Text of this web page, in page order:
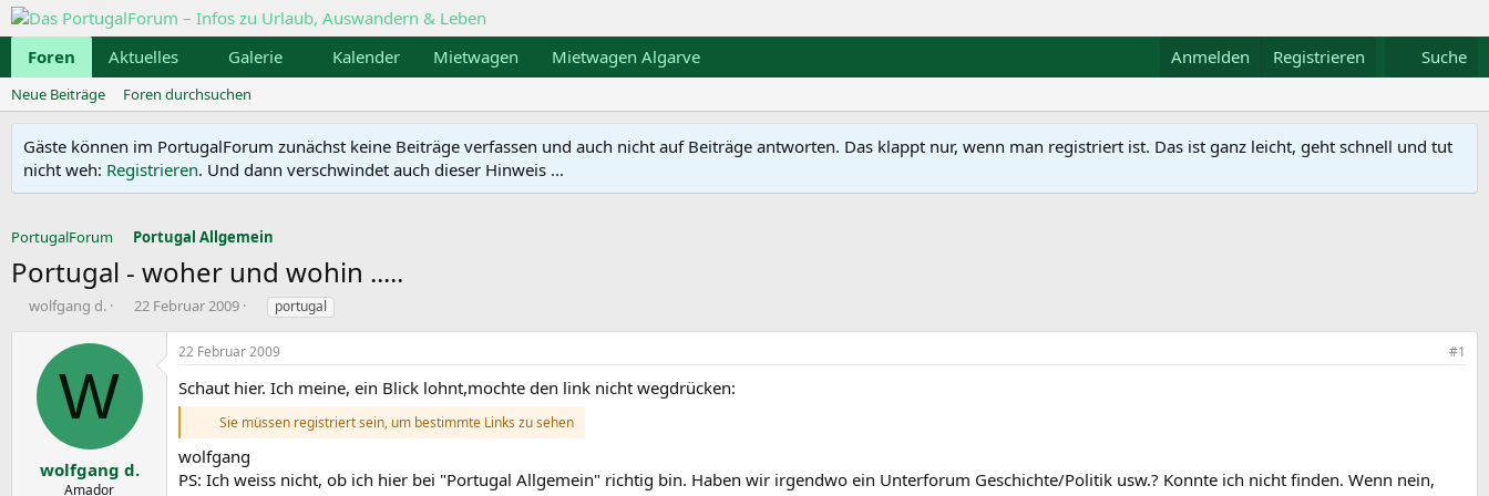
Foren Aktuelles Galerie Kalender Mietwagen Mietwagen Algarve Anmelden Registrieren Suche
Neue Beiträge Foren durchsuchen
Gäste können im PortugalForum zunächst keine Beiträge verfassen und auch nicht auf Beiträge antworten. Das klappt nur, wenn man registriert ist. Das ist ganz leicht, geht schnell und tut
nicht weh: Registrieren. Und dann verschwindet auch dieser Hinweis ...
PortugalForum Portugal Allgemein
Portugal - woher und wohin .....
E
wolfgang d.
E
t
e
l
a
22 Februar 2009
S
h
l
a
g
w
o
t
portugal
W
wolfgang d.
Amador
22 Februar 2009 #1
Schaut hier. Ich meine, ein Blick lohnt,mochte den link nicht wegdrücken:
Sie müssen registriert sein, um bestimmte Links zu sehen
wolfgang
PS: Ich weiss nicht, ob ich hier bei "Portugal Allgemein" richtig bin. Haben wir irgendwo ein Unterforum Geschichte/Politik usw.? Konnte ich nicht finden. Wenn nein,